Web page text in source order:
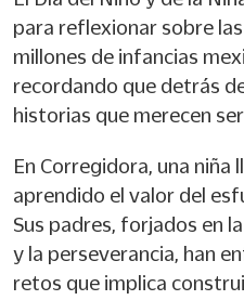
para reflexionar sobre
millones de infancias
recordando que detrás
historias que merecen
En Corregidora, una niña
aprendido el valor del
Sus padres, forjados en
y la perseverancia, han
retos que implica